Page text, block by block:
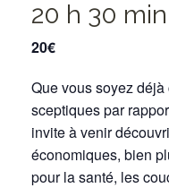
20 h 30 min
20€
Que vous soyez
sceptiques par
invite à venir
économiques, bien
pour la santé, les